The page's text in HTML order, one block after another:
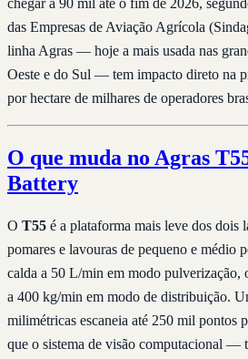
chegar a 90 mil até o fim de 2026,
das Empresas de Aviação Agrícola
linha Agras — hoje a mais usada nas
Oeste e do Sul — tem impacto direto na
por hectare de milhares de operadores
O que muda no Agras
Battery
O T55 é a plataforma mais leve dos dois
pomares e lavouras de pequeno e médio
calda a 50 L/min em modo pulverização,
a 400 kg/min em modo de distribuição.
milimétricas escaneia até 250 mil pontos
que o sistema de visão computacional —